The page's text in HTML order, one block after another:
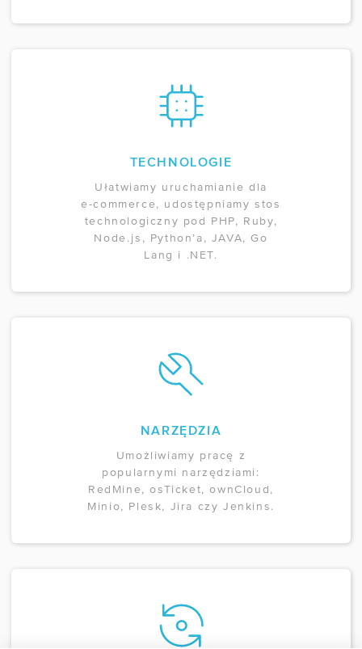
TECHNOLOGIE
Ułatwiamy uruchamianie dla
e-commerce, udostępniamy stos
technologiczny pod PHP, Ruby,
Node.js, Python’a, JAVA, Go
Lang i .NET.
NARZĘDZIA
Umożliwiamy pracę z
popularnymi narzędziami:
RedMine, osTicket, ownCloud,
Minio, Plesk, Jira czy Jenkins.